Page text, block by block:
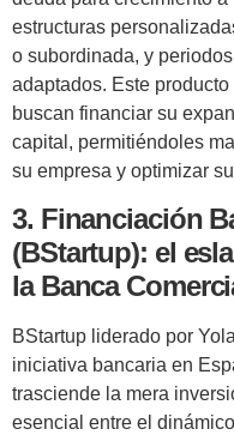
estructuras
o subordinada, y
adaptados. Este
buscan financiar su
capital, permitiéndoles
su empresa y optimizar
3. Financiación
(BStartup): el
la Banca
BStartup liderado por
iniciativa bancaria en
trasciende la mera
esencial entre el